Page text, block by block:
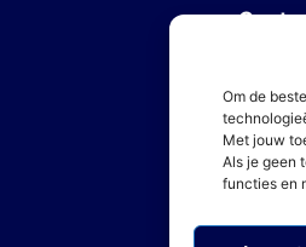
Om de
Met jouw
Als je geen
functies en